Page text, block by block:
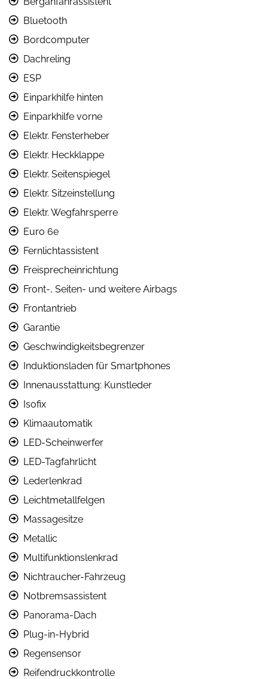
Bluetooth
Bordcomputer
Dachreling
ESP
Einparkhilfe hinten
Einparkhilfe vorne
Elektr. Fensterheber
Elektr. Heckklappe
Elektr. Seitenspiegel
Elektr. Sitzeinstellung
Elektr. Wegfahrsperre
Euro 6e
Fernlichtassistent
Freisprecheinrichtung
Front-, Seiten- und weitere Airbags
Frontantrieb
Garantie
Geschwindigkeitsbegrenzer
Induktionsladen für Smartphones
Innenausstattung: Kunstleder
Isofix
Klimaautomatik
LED-Scheinwerfer
LED-Tagfahrlicht
Lederlenkrad
Leichtmetallfelgen
Massagesitze
Metallic
Multifunktionslenkrad
Nichtraucher-Fahrzeug
Notbremsassistent
Panorama-Dach
Plug-in-Hybrid
Regensensor
Reifendruckkontrolle